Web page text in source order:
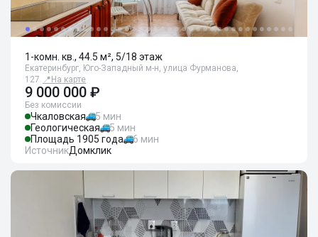
1-комн. кв., 44.5 м², 5/18 этаж
Екатеринбург, Юго-Западный м-н, улица Фурманова,
127 📍 На карте
9 000 000 ₽
Без комиссии
Чкаловская
5 мин
Геологическая
5 мин
Площадь 1905 года
6 мин
ИсточникДомклик